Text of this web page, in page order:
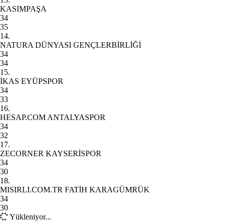
KASIMPAŞA
34
35
14.
NATURA DÜNYASI GENÇLERBİRLİĞİ
34
34
15.
İKAS EYÜPSPOR
34
33
16.
HESAP.COM ANTALYASPOR
34
32
17.
ZECORNER KAYSERİSPOR
34
30
18.
MISIRLI.COM.TR FATİH KARAGÜMRÜK
34
30
Yükleniyor...